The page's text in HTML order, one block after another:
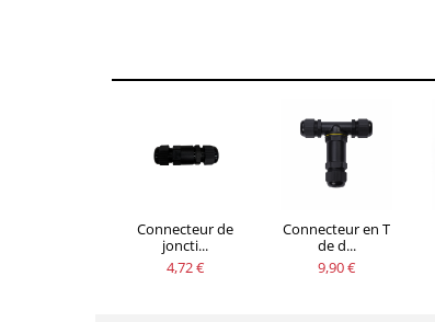
Connecteur de
joncti...
4,72 €
Connecteur en T
de d...
9,90 €